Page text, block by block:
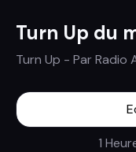
Turn Up du
Turn Up - ParRadio
1